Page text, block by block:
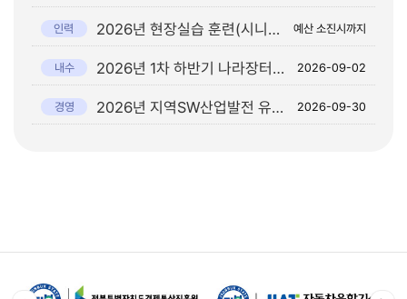
인력 2026년 현장실습 훈련(시니어 인턴십) 지원사업 참여 기업 모집 공고(차오름) 예산 소진시까지
내수 2026년 1차 하반기 나라장터 상생세일 참여업체 모집 공고 2026-09-02
경영 2026년 지역SW산업발전 유공자 및 공모전 공고 2026-09-30